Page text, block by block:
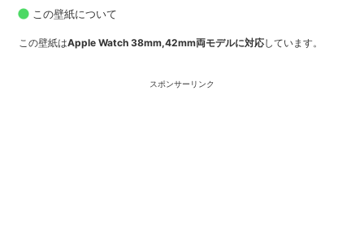
この壁紙について
この壁紙はApple Watch 38mm,42mm両モデルに対応しています。
スポンサーリンク